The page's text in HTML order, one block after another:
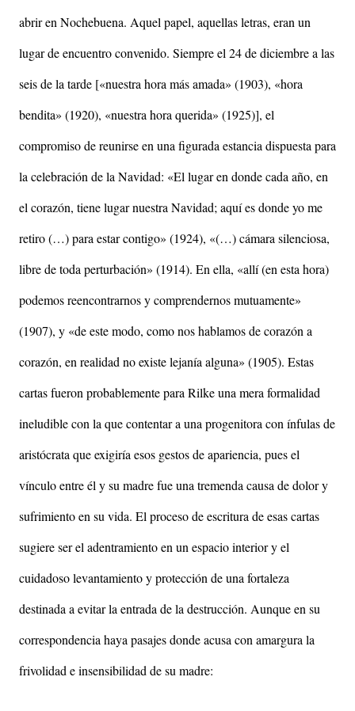
abrir en Nochebuena. Aquel papel, aquellas letras, eran un
lugar de encuentro convenido. Siempre el 24 de diciembre a las
seis de la tarde [«nuestra hora más amada» (1903), «hora
bendita» (1920), «nuestra hora querida» (1925)], el
compromiso de reunirse en una figurada estancia dispuesta para
la celebración de la Navidad: «El lugar en donde cada año, en
el corazón, tiene lugar nuestra Navidad; aquí es donde yo me
retiro (…) para estar contigo» (1924), «(…) cámara silenciosa,
libre de toda perturbación» (1914). En ella, «allí (en esta hora)
podemos reencontrarnos y comprendernos mutuamente»
(1907), y «de este modo, como nos hablamos de corazón a
corazón, en realidad no existe lejanía alguna» (1905). Estas
cartas fueron probablemente para Rilke una mera formalidad
ineludible con la que contentar a una progenitora con ínfulas de
aristócrata que exigiría esos gestos de apariencia, pues el
vínculo entre él y su madre fue una tremenda causa de dolor y
sufrimiento en su vida. El proceso de escritura de esas cartas
sugiere ser el adentramiento en un espacio interior y el
cuidadoso levantamiento y protección de una fortaleza
destinada a evitar la entrada de la destrucción. Aunque en su
correspondencia haya pasajes donde acusa con amargura la
frivolidad e insensibilidad de su madre: